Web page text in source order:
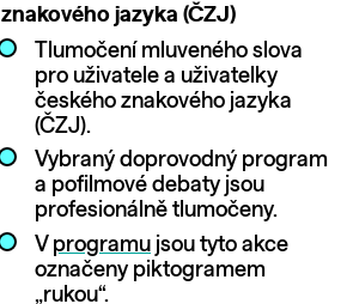
znakového jazyka (ČZJ)
Tlumočení mluveného slova
pro uživatele a uživatelky
českého znakového jazyka
(ČZJ).
Vybraný doprovodný program
a pofilmové debaty jsou
profesionálně tlumočeny.
V programujsou tyto akce
označeny piktogramem
„rukou“.